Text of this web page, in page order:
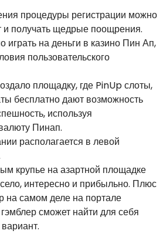
процедуры регистрации можно
и получать щедрые поощрения.
играть на деньги в казино Пин Ап,
пользовательского
площадку, где PinUp слоты,
бесплатно дают возможность
используя
Пинап.
располагается в левой
крупье на азартной площадке
интересно и прибыльно. Плюс
на самом деле на портале
сможет найти для себя